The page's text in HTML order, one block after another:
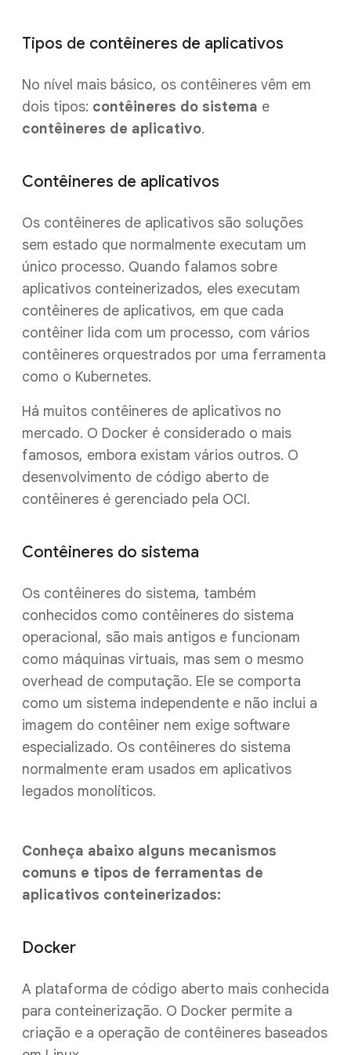
Tipos de contêineres de aplicativos
No nível mais básico, os contêineres vêm em
dois tipos: contêineres do sistema e
contêineres de aplicativo.
Contêineres de aplicativos
Os contêineres de aplicativos são soluções
sem estado que normalmente executam um
único processo. Quando falamos sobre
aplicativos conteinerizados, eles executam
contêineres de aplicativos, em que cada
contêiner lida com um processo, com vários
contêineres orquestrados por uma ferramenta
como o Kubernetes.
Há muitos contêineres de aplicativos no
mercado. O Docker é considerado o mais
famosos, embora existam vários outros. O
desenvolvimento de código aberto de
contêineres é gerenciado pela OCI.
Contêineres do sistema
Os contêineres do sistema, também
conhecidos como contêineres do sistema
operacional, são mais antigos e funcionam
como máquinas virtuais, mas sem o mesmo
overhead de computação. Ele se comporta
como um sistema independente e não inclui a
imagem do contêiner nem exige software
especializado. Os contêineres do sistema
normalmente eram usados em aplicativos
legados monolíticos.
Conheça abaixo alguns mecanismos
comuns e tipos de ferramentas de
aplicativos conteinerizados:
Docker
A plataforma de código aberto mais conhecida
para conteinerização. O Docker permite a
criação e a operação de contêineres baseados